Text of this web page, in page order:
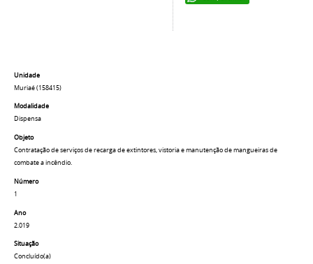
Unidade
Muriaé (158415)
Modalidade
Dispensa
Objeto
Contratação de serviços de recarga de extintores, vistoria e manutenção de mangueiras de
combate a incêndio.
Número
1
Ano
2.019
Situação
Concluído(a)